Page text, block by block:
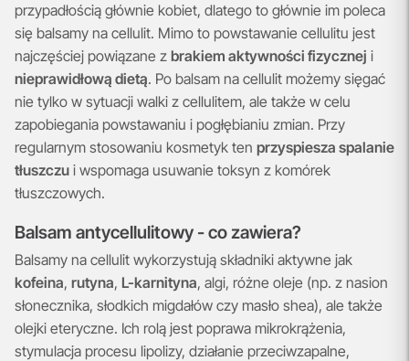
przypadłością głównie kobiet, dlatego to głównie im poleca
się balsamy na cellulit. Mimo to powstawanie cellulitu jest
najczęściej powiązane z brakiem aktywności fizycznej i
nieprawidłową dietą. Po balsam na cellulit możemy sięgać
nie tylko w sytuacji walki z cellulitem, ale także w celu
zapobiegania powstawaniu i pogłębianiu zmian. Przy
regularnym stosowaniu kosmetyk ten przyspiesza spalanie
tłuszczu i wspomaga usuwanie toksyn z komórek
tłuszczowych.
Balsam antycellulitowy - co zawiera?
Balsamy na cellulit wykorzystują składniki aktywne jak
kofeina, rutyna, L-karnityna, algi, różne oleje (np. z nasion
słonecznika, słodkich migdałów czy masło shea), ale także
olejki eteryczne. Ich rolą jest poprawa mikrokrążenia,
stymulacja procesu lipolizy, działanie przeciwzapalne,